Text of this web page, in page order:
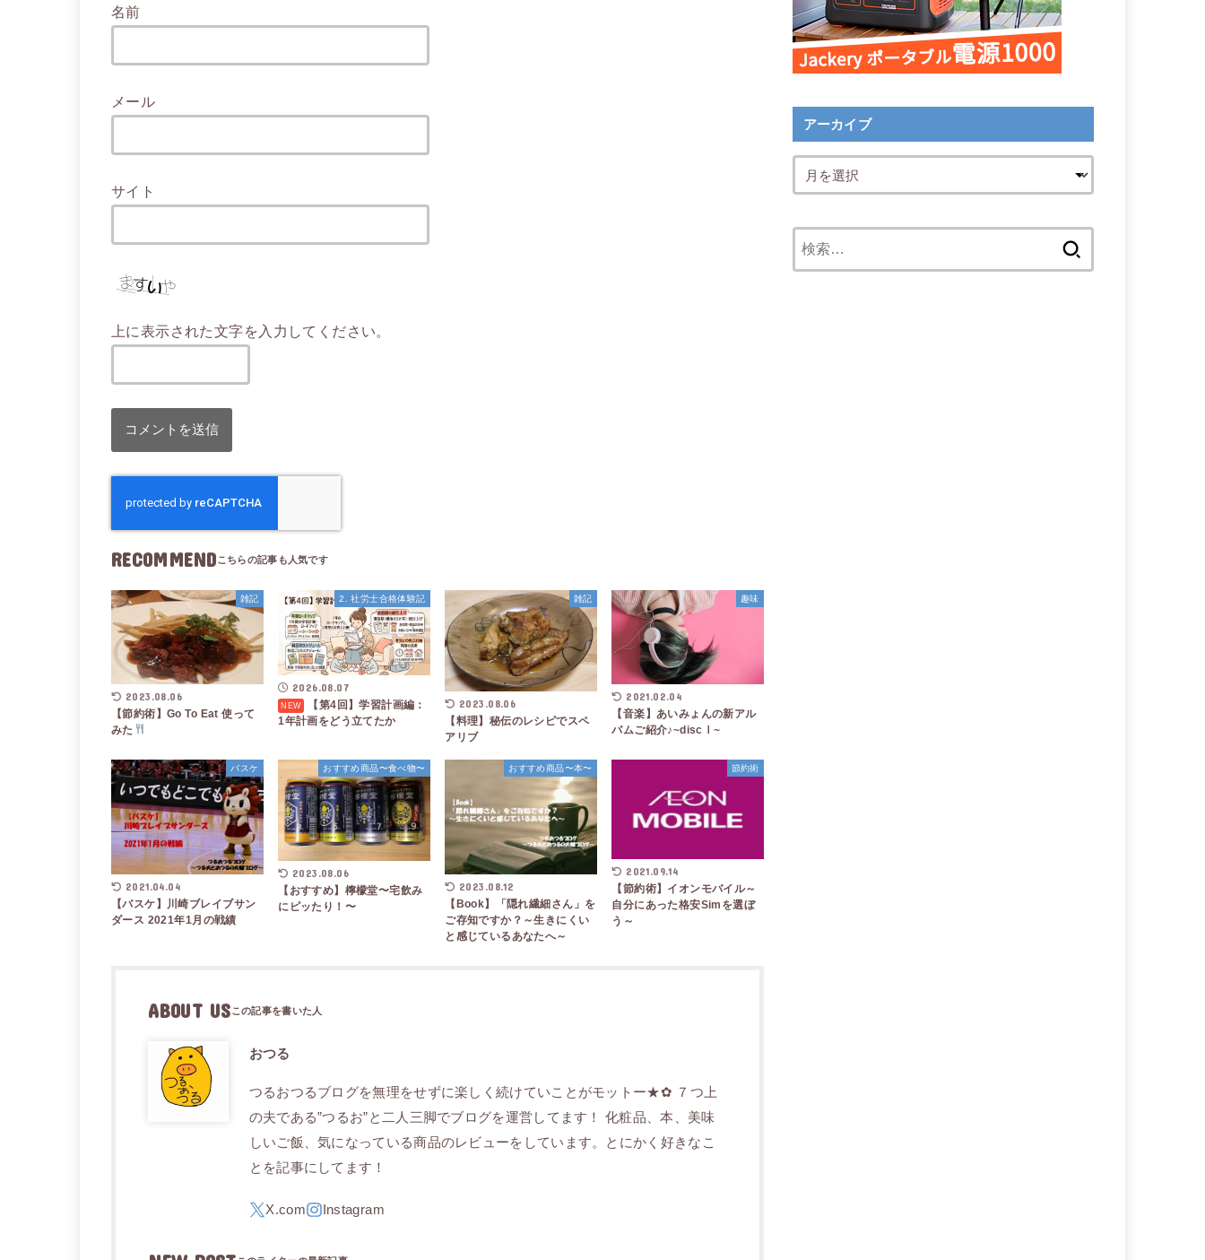
名前
メール
サイト
上に表示された文字を入力してください。
RECOMMEND
雑記
2023.08.06
【節約術】Go To Eat 使って
みた
2. 社労士合格体験記
2026.08.07
【第4回】学習計画編：
1年計画をどう立てたか
雑記
2023.08.06
【料理】秘伝のレシピでスペ
アリブ
趣味
2021.02.04
【音楽】あいみょんの新アル
バムご紹介♪~discⅠ~
バスケ
2021.04.04
【バスケ】川崎ブレイブサン
ダース 2021年1月の戦績
おすすめ商品〜食べ物〜
2023.08.06
【おすすめ】檸檬堂〜宅飲み
にピッたり！〜
おすすめ商品〜本〜
2023.08.12
【Book】「隠れ繊細さん」を
ご存知ですか？～生きにくい
と感じているあなたへ～
節約術
2021.09.14
【節約術】イオンモバイル～
自分にあった格安Simを選ぼ
う～
ABOUT US
おつる
つるおつるブログを無理をせずに楽しく続けていことがモットー★✿ ７つ上
の夫である”つるお”と二人三脚でブログを運営してます！ 化粧品、本、美味
しいご飯、気になっている商品のレビューをしています。とにかく好きなこ
とを記事にしてます！
アーカイブ